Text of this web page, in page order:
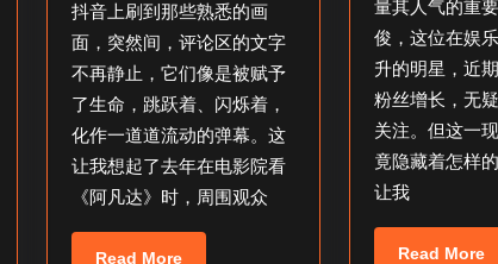
评
论
变
弹
幕
_
抖音上刷到那些熟悉的画
面，突然间，评论区的文字
不再静止，它们像是被赋予
了生命，跳跃着、闪烁着，
化作一道道流动的弹幕。这
让我想起了去年在电影院看
《阿凡达》时，周围观众
Read MoreRead
量其人气的重
俊，这位在娱
升的明星，近
粉丝增长，无
关注。但这一
竟隐藏着怎样
让我
Read More